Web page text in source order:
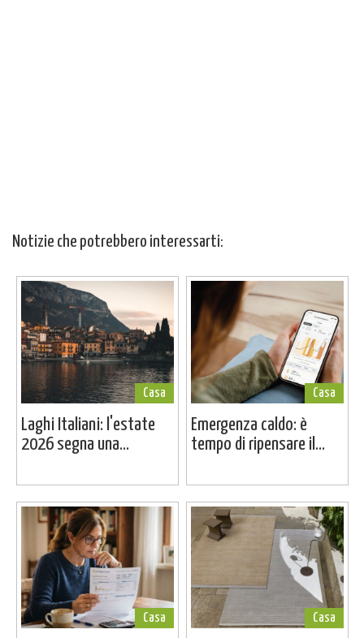
Notizie che potrebbero interessarti:
Casa
Laghi Italiani: l'estate
2026 segna una...
Casa
Emergenza caldo: è
tempo di ripensare il...
Casa Casa